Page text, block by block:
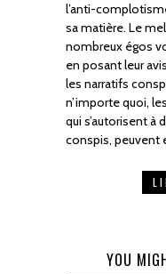
l’anti-
sa matière. Le
nombreux égos
en posant leur
les narratifs
n’importe quoi,
qui s’autorisent à
conspis, peuvent
YOU